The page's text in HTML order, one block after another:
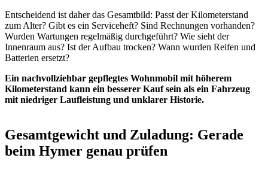
Entscheidend ist daher das Gesamtbild: Passt der Kilometerstand
zum Alter? Gibt es ein Serviceheft? Sind Rechnungen vorhanden?
Wurden Wartungen regelmäßig durchgeführt? Wie sieht der
Innenraum aus? Ist der Aufbau trocken? Wann wurden Reifen und
Batterien ersetzt?
Ein nachvollziehbar gepflegtes Wohnmobil mit höherem
Kilometerstand kann ein besserer Kauf sein als ein Fahrzeug
mit niedriger Laufleistung und unklarer Historie.
Gesamtgewicht und Zuladung: Gerade
beim Hymer genau prüfen